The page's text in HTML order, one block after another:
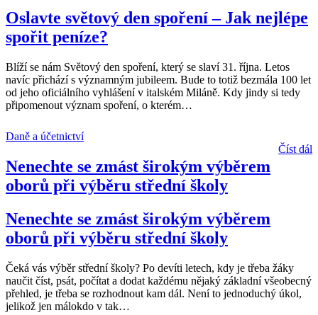
Oslavte světový den spoření – Jak nejlépe
spořit peníze?
Blíží se nám Světový den spoření, který se slaví 31. října. Letos
navíc přichází s významným jubileem. Bude to totiž bezmála 100 let
od jeho oficiálního vyhlášení v italském Miláně. Kdy jindy si tedy
připomenout význam spoření, o kterém…
Daně a účetnictví
Číst dál
Nenechte se zmást širokým výběrem
oborů při výběru střední školy
Nenechte se zmást širokým výběrem
oborů při výběru střední školy
Čeká vás výběr střední školy? Po devíti letech, kdy je třeba žáky
naučit číst, psát, počítat a dodat každému nějaký základní všeobecný
přehled, je třeba se rozhodnout kam dál. Není to jednoduchý úkol,
jelikož jen málokdo v tak…